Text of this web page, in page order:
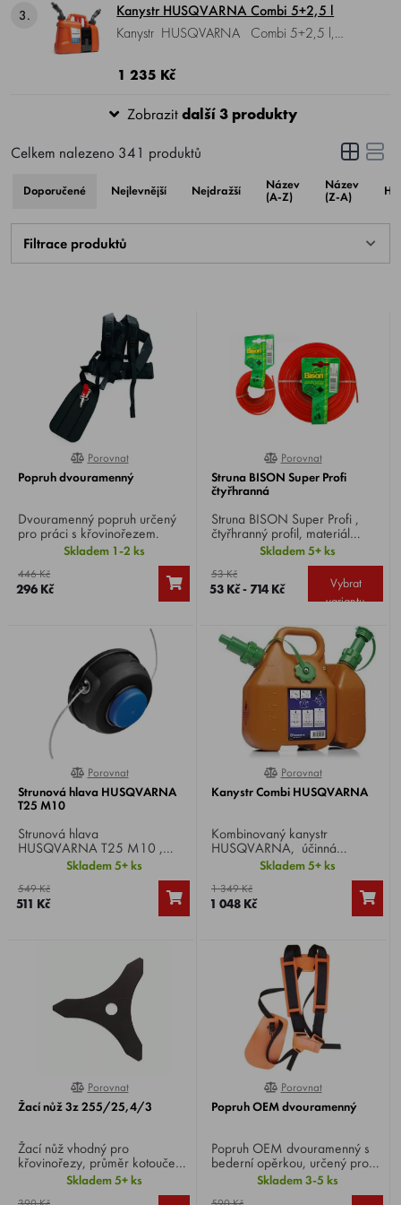
3.
Kanystr HUSQVARNA Combi 5+2,5 l
Kanystr HUSQVARNA Combi 5+2,5 l,
rozměry obou kanystrů byly navrženy tak, aby
řetězového oleje.
1 235 Kč
Zobrazitdalší 3 produkty
Celkem nalezeno 341 produktů
Doporučené Nejlevnější Nejdražší
Název
(A-Z)
Název
(Z-A)
Filtrace produktů
0%
Porovnat
Popruh dvouramenný
Dvouramenný popruh určený
pro práci s křovinořezem.
Skladem 1-2 ks
446 Kč
296 Kč
100%
Porovnat
Struna BISON Super Profi
čtyřhranná
Struna BISON Super Profi ,
čtyřhranný profil, materiál
kopolyamid 6/12, vhodná na
sekání souvislých zelených
porostů.
Skladem 5+ ks
53 Kč
53 Kč - 714 Kč
Vybrat
variantu
100%
Porovnat
Strunová hlava HUSQVARNA
T25 M10
Strunová hlava
HUSQVARNA T25 M10 ,
poloautomatický systém
vysouvání struny poklepem
sekací hlavy.
Skladem 5+ ks
549 Kč
511 Kč
100%
Porovnat
Kanystr Combi HUSQVARNA
Kombinovaný kanystr
HUSQVARNA, účinná
ochrana proti přeplnění, lze
oddělit a vzniklý prostor využít
pro umístění pilníků a jiných
nástrojů.
Skladem 5+ ks
1 349 Kč
1 048 Kč
0%
Porovnat
Žací nůž 3z 255/25,4/3
Žací nůž vhodný pro
křovinořezy, průměr kotouče
255 mm, středový otvor 25,4
mm, síla nože 3 mm.
Skladem 5+ ks
0%
Porovnat
Popruh OEM dvouramenný
Popruh OEM dvouramenný s
bederní opěrkou, určený pro
práci s křovinořezem.
Skladem 3-5 ks